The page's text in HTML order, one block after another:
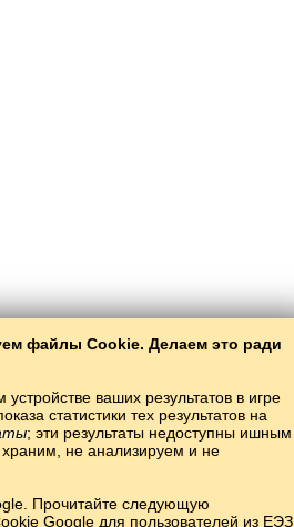
файлы Cookie. Делаем это ради
ваших результатов в игре
статистики тех результатов на
; эти результаты недоступны ишным
не анализируем и не
Прочитайте следующую
Google для пользователей из ЕЭЗ